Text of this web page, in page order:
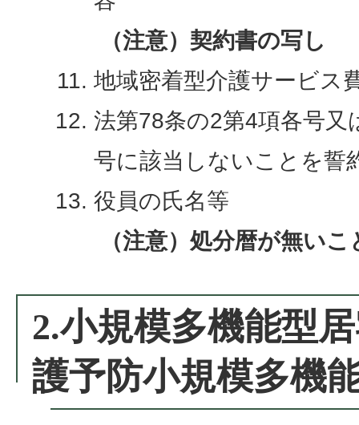
（注意）契約書の写し
地域密着型介護サービス
法第78条の2第4項各号又
号に該当しないことを誓
役員の氏名等
（注意）処分暦が無いこ
2.小規模多機能型
護予防小規模多機